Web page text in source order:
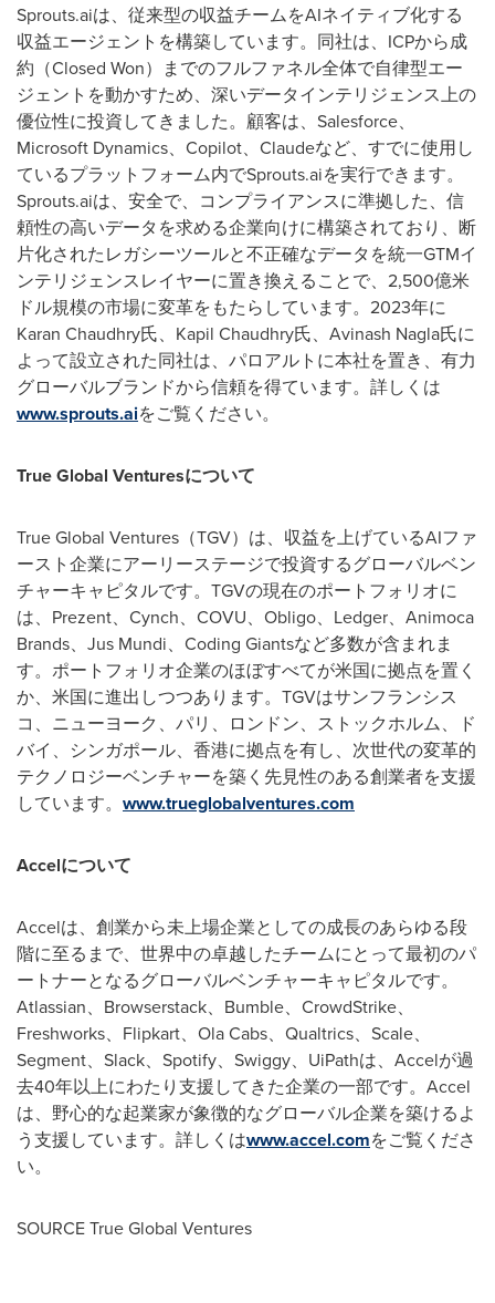
Sprouts.aiは、従来型の収益チームをAIネイティブ化する
収益エージェントを構築しています。同社は、ICPから成
約（Closed Won）までのフルファネル全体で自律型エー
ジェントを動かすため、深いデータインテリジェンス上の
優位性に投資してきました。顧客は、Salesforce、
Microsoft Dynamics、Copilot、Claudeなど、すでに使用し
ているプラットフォーム内でSprouts.aiを実行できます。
Sprouts.aiは、安全で、コンプライアンスに準拠した、信
頼性の高いデータを求める企業向けに構築されており、断
片化されたレガシーツールと不正確なデータを統一GTMイ
ンテリジェンスレイヤーに置き換えることで、2,500億米
ドル規模の市場に変革をもたらしています。2023年に
Karan Chaudhry氏、Kapil Chaudhry氏、Avinash Nagla氏に
よって設立された同社は、パロアルトに本社を置き、有力
グローバルブランドから信頼を得ています。詳しくは
www.sprouts.aiをご覧ください。
True Global Venturesについて
True Global Ventures（TGV）は、収益を上げているAIファ
ースト企業にアーリーステージで投資するグローバルベン
チャーキャピタルです。TGVの現在のポートフォリオに
は、Prezent、Cynch、COVU、Obligo、Ledger、Animoca
Brands、Jus Mundi、Coding Giantsなど多数が含まれま
す。ポートフォリオ企業のほぼすべてが米国に拠点を置く
か、米国に進出しつつあります。TGVはサンフランシス
コ、ニューヨーク、パリ、ロンドン、ストックホルム、ド
バイ、シンガポール、香港に拠点を有し、次世代の変革的
テクノロジーベンチャーを築く先見性のある創業者を支援
しています。 www.trueglobalventures.com
Accelについて
Accelは、創業から未上場企業としての成長のあらゆる段
階に至るまで、世界中の卓越したチームにとって最初のパ
ートナーとなるグローバルベンチャーキャピタルです。
Atlassian、Browserstack、Bumble、CrowdStrike、
Freshworks、Flipkart、Ola Cabs、Qualtrics、Scale、
Segment、Slack、Spotify、Swiggy、UiPathは、Accelが過
去40年以上にわたり支援してきた企業の一部です。Accel
は、野心的な起業家が象徴的なグローバル企業を築けるよ
う支援しています。詳しくはwww.accel.comをご覧くださ
い。
SOURCE True Global Ventures